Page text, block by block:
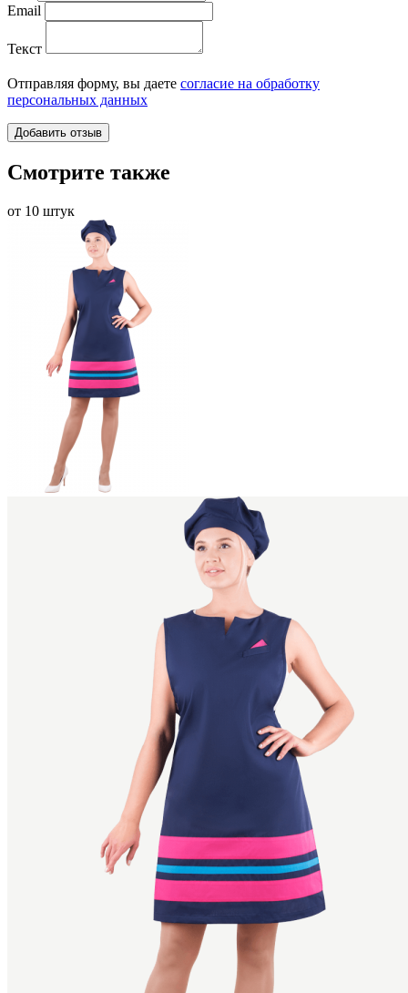
Email
Текст
Отправляя форму, вы даете согласие на обработку
персональных данных
Смотрите также
от 10 штук